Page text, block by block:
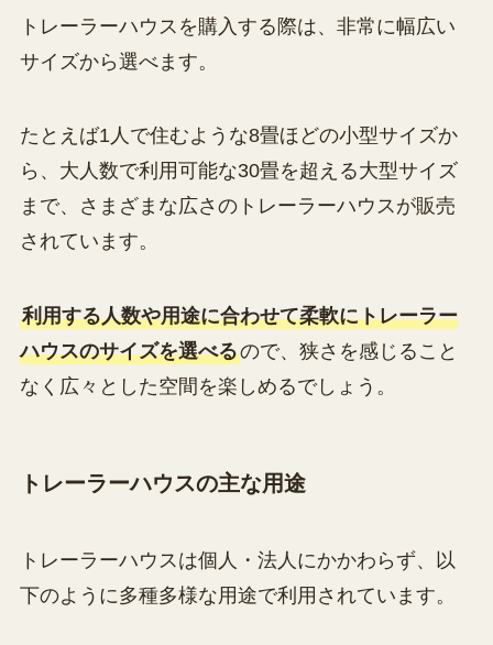
トレーラーハウスを購入する際は、非常に幅広い
サイズから選べます。
たとえば1人で住むような8畳ほどの小型サイズか
ら、大人数で利用可能な30畳を超える大型サイズ
まで、さまざまな広さのトレーラーハウスが販売
されています。
利用する人数や用途に合わせて柔軟にトレーラー
ハウスのサイズを選べるので、狭さを感じること
なく広々とした空間を楽しめるでしょう。
トレーラーハウスの主な用途
トレーラーハウスは個人・法人にかかわらず、以
下のように多種多様な用途で利用されています。